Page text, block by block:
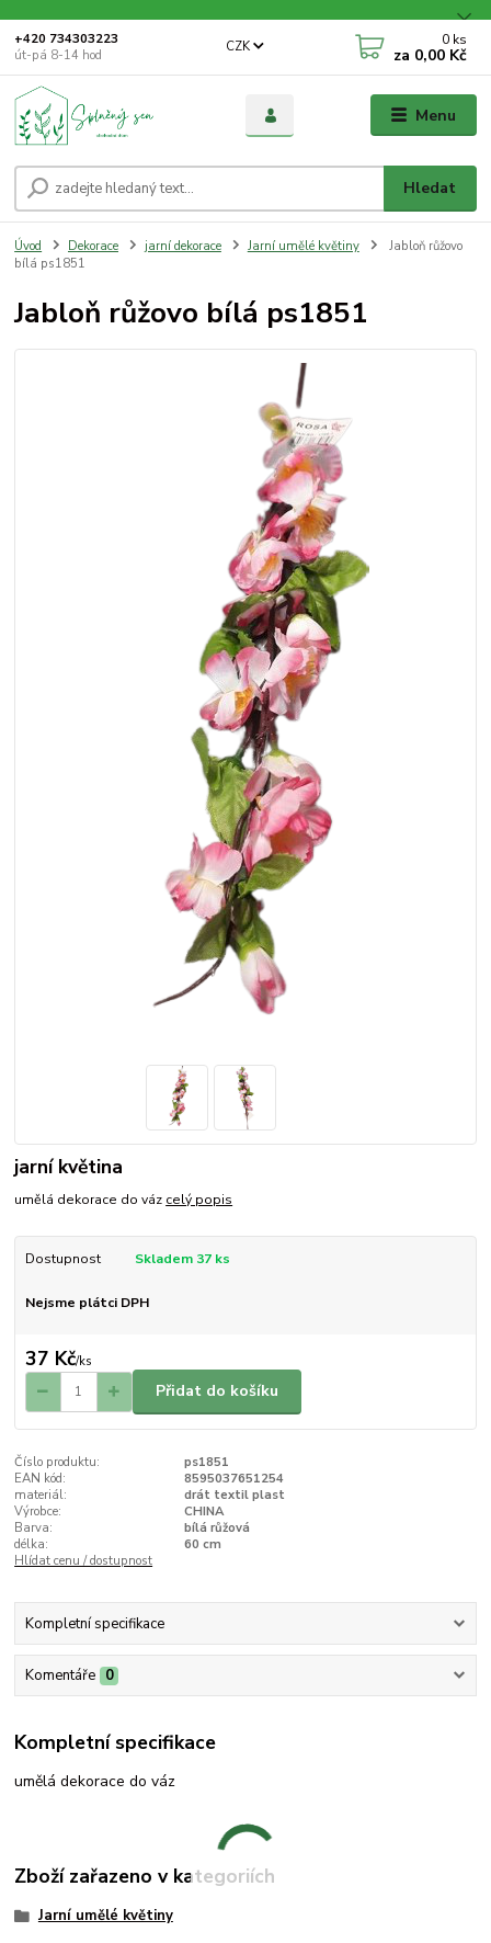
Menu
CZK
Hledat
+420 734303223
út-pá 8-14 hod
0 ks
za 0,00 Kč
Úvod Dekorace jarní dekorace Jarní umělé květiny
Jabloň růžovo
bílá ps1851
Jabloň růžovo bílá ps1851
jarní květina
umělá dekorace do váz celý popis
Dostupnost Skladem 37 ks
Nejsme plátci DPH
37 Kč/ks
Přidat do košíku
Číslo produktu:
ps1851
EAN kód:
8595037651254
materiál:
drát textil plast
Výrobce:
CHINA
Barva:
bílá růžová
délka:
60 cm
Hlídat cenu / dostupnost
Kompletní specifikace
Komentáře 0
Kompletní specifikace
umělá dekorace do váz
Zboží zařazeno v kategoriích
Jarní umělé květiny